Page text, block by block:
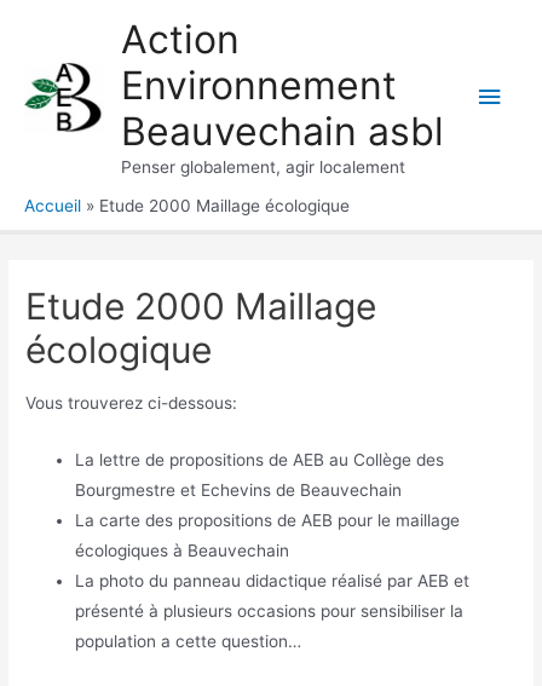
contenu
Action
Environnement
Beauvechain asbl
Penser globalement, agir localement
Accueil Etude 2000 Maillage écologique
Etude 2000 Maillage
écologique
Vous trouverez ci-dessous:
La lettre de propositions de AEB au Collège des
Bourgmestre et Echevins de Beauvechain
La carte des propositions de AEB pour le maillage
écologiques à Beauvechain
La photo du panneau didactique réalisé par AEB et
présenté à plusieurs occasions pour sensibiliser la
population a cette question…